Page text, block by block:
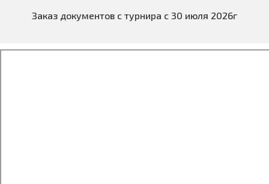
Заказ документов с турнира с 30 июля 2026г